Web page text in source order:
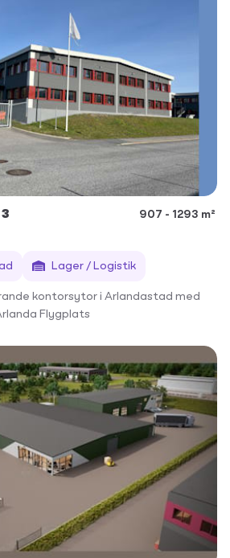
907 - 1293 m²
Lager / Logistik
kontorsytor i Arlandastad med
Flygplats